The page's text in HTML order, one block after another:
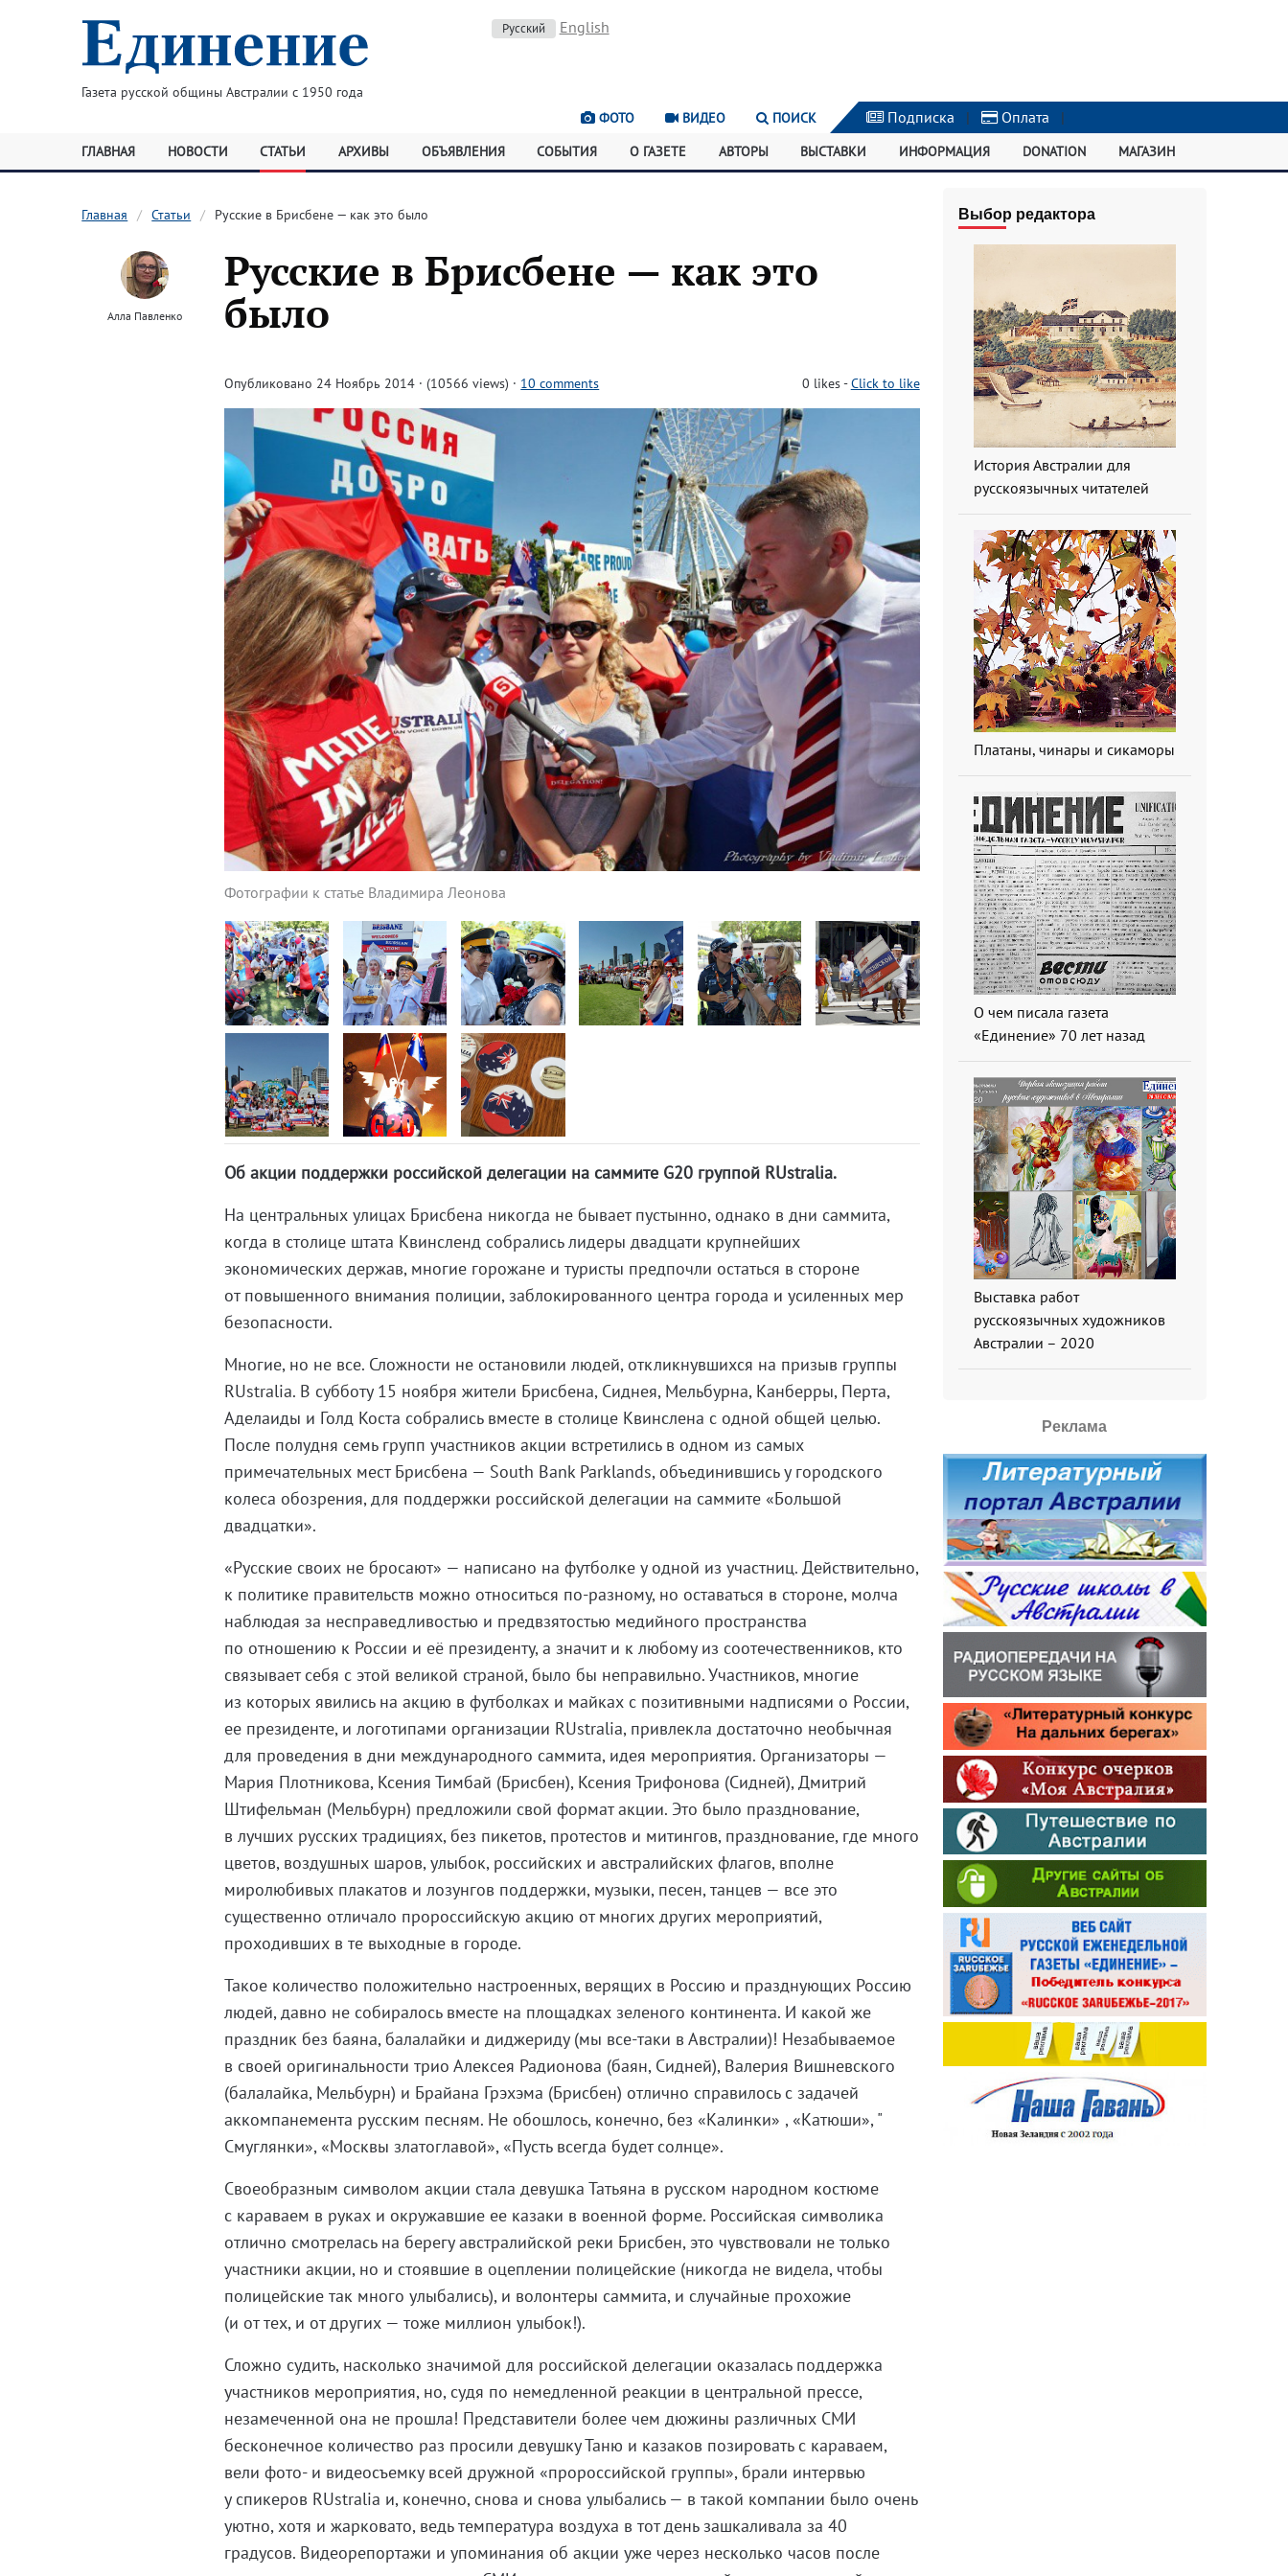
Газета русской общины Австралии с 1950 года
Русский English
ФОТО ВИДЕО ПОИСК Подписка | Оплата |
ГЛАВНАЯ НОВОСТИ СТАТЬИ АРХИВЫ ОБЪЯВЛЕНИЯ СОБЫТИЯ О ГАЗЕТЕ АВТОРЫ ВЫСТАВКИ ИНФОРМАЦИЯ DONATION МАГАЗИН
Главная Статьи Русские в Брисбене — как это было
Алла Павленко
Русские в Брисбене — как это
было
Опубликовано 24 Ноябрь 2014 · (10566 views) · 10 comments 0 likes-Click to like
Фотографии к статье Владимира Леонова
Oб акции поддержки российской делегации на саммите G20 группой RUstralia.
На центральных улицах Брисбена никогда не бывает пустынно, однако в дни саммита,
когда в столице штата Квинсленд собрались лидеры двадцати крупнейших
экономических держав, многие горожане и туристы предпочли остаться в стороне
от повышенного внимания полиции, заблокированного центра города и усиленных мер
безопасности.
Многие, но не все. Сложности не остановили людей, откликнувшихся на призыв группы
RUstralia. В субботу 15 ноября жители Брисбена, Сиднея, Мельбурна, Канберры, Перта,
Аделаиды и Голд Коста собрались вместе в столице Квинслена с одной общей целью.
После полудня семь групп участников акции встретились в одном из самых
примечательных мест Брисбена — South Bank Parklands, объединившись у городского
колеса обозрения, для поддержки российской делегации на саммите «Большой
двадцатки».
«Русские своих не бросают» — написано на футболке у одной из участниц. Действительно,
к политике правительств можно относиться по-разному, но оставаться в стороне, молча
наблюдая за несправедливостью и предвзятостью медийного пространства
по отношению к России и её президенту, а значит и к любому из соотечественников, кто
связывает себя с этой великой страной, было бы неправильно. Участников, многие
из которых явились на акцию в футболках и майках с позитивными надписями о России,
ее президенте, и логотипами организации RUstralia, привлекла достаточно необычная
для проведения в дни международного саммита, идея мероприятия. Организаторы —
Мария Плотникова, Ксения Тимбай (Брисбен), Ксения Трифонова (Сидней), Дмитрий
Штифельман (Мельбурн) предложили свой формат акции. Это было празднование,
в лучших русских традициях, без пикетов, протестов и митингов, празднование, где много
цветов, воздушных шаров, улыбок, российских и австралийских флагов, вполне
миролюбивых плакатов и лозунгов поддержки, музыки, песен, танцев — все это
существенно отличало пророссийскую акцию от многих других мероприятий,
проходивших в те выходные в городе.
Такое количество положительно настроенных, верящих в Россию и празднующих Россию
людей, давно не собиралось вместе на площадках зеленого континента. И какой же
праздник без баяна, балалайки и диджериду (мы все-таки в Австралии)! Незабываемое
в своей оригинальности трио Алексея Радионова (баян, Сидней), Валерия Вишневского
(балалайка, Мельбурн) и Брайана Грэхэма (Брисбен) отлично справилось с задачей
аккомпанемента русским песням. Не обошлось, конечно, без «Калинки» , «Катюши», "
Смуглянки», «Москвы златоглавой», «Пусть всегда будет солнце».
Своеобразным символом акции стала девушка Татьяна в русском народном костюме
с караваем в руках и окружавшие ее казаки в военной форме. Российская символика
отлично смотрелась на берегу австралийской реки Брисбен, это чувствовали не только
участники акции, но и стоявшие в оцеплении полицейские (никогда не видела, чтобы
полицейские так много улыбались), и волонтеры саммита, и случайные прохожие
(и от тех, и от других — тоже миллион улыбок!).
Сложно судить, насколько значимой для российской делегации оказалась поддержка
участников мероприятия, но, судя по немедленной реакции в центральной прессе,
незамеченной она не прошла! Представители более чем дюжины различных СМИ
бесконечное количество раз просили девушку Таню и казаков позировать с караваем,
вели фото- и видеосъемку всей дружной «пророссийской группы», брали интервью
у спикеров RUstralia и, конечно, снова и снова улыбались — в такой компании было очень
уютно, хотя и жарковато, ведь температура воздуха в тот день зашкаливала за 40
градусов. Видеорепортажи и упоминания об акции уже через несколько часов после
Выбор редактора
История Австралии для
русскоязычных читателей
Платаны, чинары и сикаморы
О чем писала газета
«Единение» 70 лет назад
Выставка работ
русскоязычных художников
Австралии – 2020
Реклама